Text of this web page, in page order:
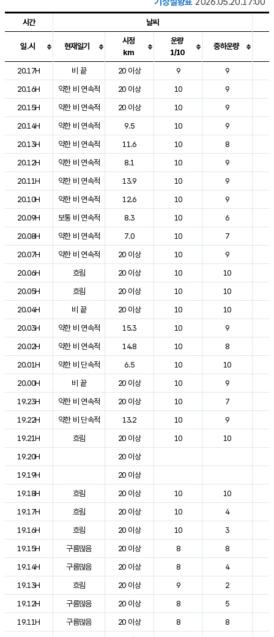
도시별 기상실황표로 지점, 날씨, 기온, 강수, 바람, 기압등을 안내한 표입
시간 날씨
일.시 현재일기
시정
km
운량
1/10
중하운량
20.17H
비 끝 20 이상 9 9
20.16H
약한 비 연속적 20 이상 10 9
20.15H
약한 비 연속적 20 이상 10 9
20.14H
약한 비 연속적 9.5 10 9
20.13H
약한 비 연속적 11.6 10 8
20.12H
약한 비 연속적 8.1 10 9
20.11H
약한 비 연속적 13.9 10 9
20.10H
약한 비 연속적 12.6 10 9
20.09H
보통 비 연속적 8.3 10 6
20.08H
약한 비 연속적 7.0 10 7
20.07H
약한 비 연속적 20 이상 10 9
20.06H
흐림 20 이상 10 10
20.05H
흐림 20 이상 10 10
20.04H
비 끝 20 이상 10 10
20.03H
약한 비 연속적 15.3 10 9
20.02H
약한 비 연속적 14.8 10 8
20.01H
약한 비 단속적 6.5 10 10
20.00H
비 끝 20 이상 10 9
19.23H
약한 비 연속적 20 이상 10 7
19.22H
약한 비 단속적 13.2 10 9
19.21H
흐림 20 이상 10 10
19.20H
20 이상
19.19H
20 이상
19.18H
흐림 20 이상 10 10
19.17H
흐림 20 이상 10 4
19.16H
흐림 20 이상 10 3
19.15H
구름많음 20 이상 8 8
19.14H
구름많음 20 이상 8 4
19.13H
흐림 20 이상 9 2
19.12H
구름많음 20 이상 8 5
19.11H
구름많음 20 이상 8 8